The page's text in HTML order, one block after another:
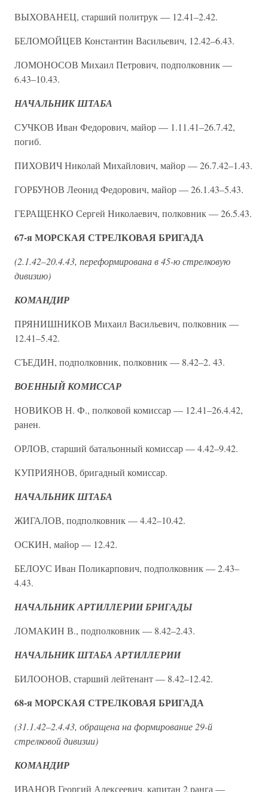
ВЫХОВАНЕЦ, старший политрук — 12.41–2.42.
БЕЛОМОЙЦЕВ Константин Васильевич, 12.42–6.43.
ЛОМОНОСОВ Михаил Петрович, подполковник —
6.43–10.43.
НАЧАЛЬНИК ШТАБА
СУЧКОВ Иван Федорович, майор — 1.11.41–26.7.42,
погиб.
ПИХОВИЧ Николай Михайлович, майор — 26.7.42–1.43.
ГОРБУНОВ Леонид Федорович, майор — 26.1.43–5.43.
ГЕРАЩЕНКО Сергей Николаевич, полковник — 26.5.43.
67-я МОРСКАЯ СТРЕЛКОВАЯ БРИГАДА
(2.1.42–20.4.43, переформирована в 45-ю стрелковую
дивизию)
КОМАНДИР
ПРЯНИШНИКОВ Михаил Васильевич, полковник —
12.41–5.42.
СЪЕДИН, подполковник, полковник — 8.42–2. 43.
ВОЕННЫЙ КОМИССАР
НОВИКОВ Н. Ф., полковой комиссар — 12.41–26.4.42,
ранен.
ОРЛОВ, старший батальонный комиссар — 4.42–9.42.
КУПРИЯНОВ, бригадный комиссар.
НАЧАЛЬНИК ШТАБА
ЖИГАЛОВ, подполковник — 4.42–10.42.
ОСКИН, майор — 12.42.
БЕЛОУС Иван Поликарпович, подполковник — 2.43–
4.43.
НАЧАЛЬНИК АРТИЛЛЕРИИ БРИГАДЫ
ЛОМАКИН В., подполковник — 8.42–2.43.
НАЧАЛЬНИК ШТАБА АРТИЛЛЕРИИ
БИЛООНОВ, старший лейтенант — 8.42–12.42.
68-я МОРСКАЯ СТРЕЛКОВАЯ БРИГАДА
(31.1.42–2.4.43, обращена на формирование 29-й
стрелковой дивизии)
КОМАНДИР
ИВАНОВ Георгий Алексеевич, капитан 2 ранга —